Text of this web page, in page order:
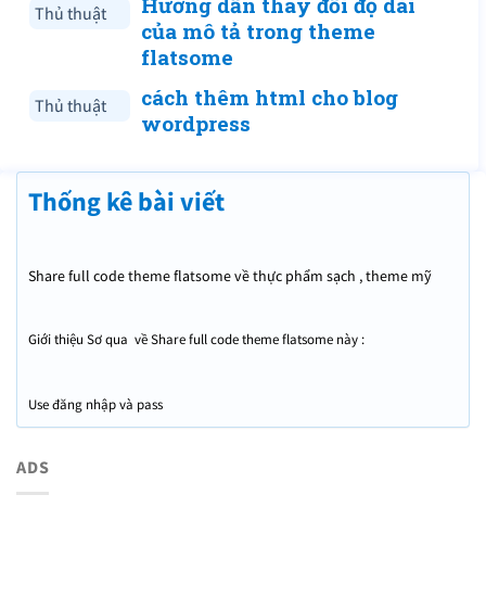
Thủ thuật
của mô tả trong theme
flatsome
Thủ thuật
cách thêm html cho blog
wordpress
Thống kê bài viết
Share full code theme flatsome về thực phẩm sạch , theme mỹ
Giới thiệu Sơ qua về Share full code theme flatsome này :
Use đăng nhập và pass
ADS